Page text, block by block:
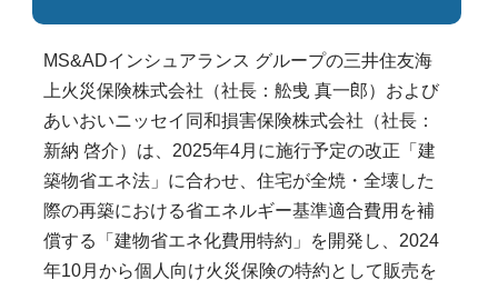
MS&ADインシュアランス グループの三井住友海
上火災保険株式会社（社長：舩曵 真一郎）および
あいおいニッセイ同和損害保険株式会社（社長：
新納 啓介）は、2025年4月に施行予定の改正「建
築物省エネ法」に合わせ、住宅が全焼・全壊した
際の再築における省エネルギー基準適合費用を補
償する「建物省エネ化費用特約」を開発し、2024
年10月から個人向け火災保険の特約として販売を